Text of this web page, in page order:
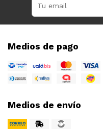
Medios de pago
Medios de envío